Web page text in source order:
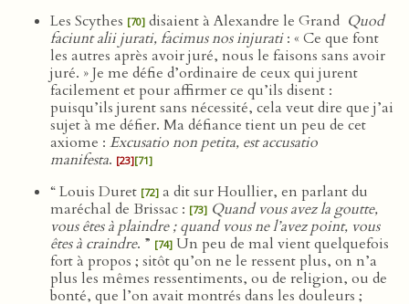
Les Scythes [70] disaient à Alexandre le Grand Quod
faciunt alii jurati, facimus nos injurati: « Ce que font
les autres après avoir juré, nous le faisons sans avoir
juré. » Je me défie d’ordinaire de ceux qui jurent
facilement et pour affirmer ce qu’ils disent :
puisqu’ils jurent sans nécessité, cela veut dire que j’ai
sujet à me défier. Ma défiance tient un peu de cet
axiome : Excusatio non petita, est accusatio
manifesta. [23][71]
“ Louis Duret [72] a dit sur Houllier, en parlant du
maréchal de Brissac : [73] Quand vous avez la goutte,
vous êtes à plaindre ; quand vous ne l’avez point, vous
êtes à craindre. ” [74] Un peu de mal vient quelquefois
fort à propos ; sitôt qu’on ne le ressent plus, on n’a
plus les mêmes ressentiments, ou de religion, ou de
bonté, que l’on avait montrés dans les douleurs ;